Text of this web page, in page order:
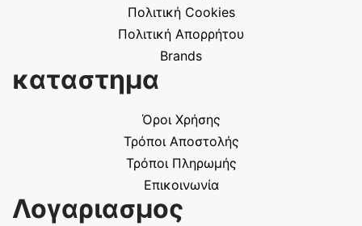
Λογαριασμος
καταστημα
Όροι Χρήσης
Τρόποι Αποστολής
Τρόποι Πληρωμής
Επικοινωνία
Πολιτική Cookies
Πολιτική Απορρήτου
Brands